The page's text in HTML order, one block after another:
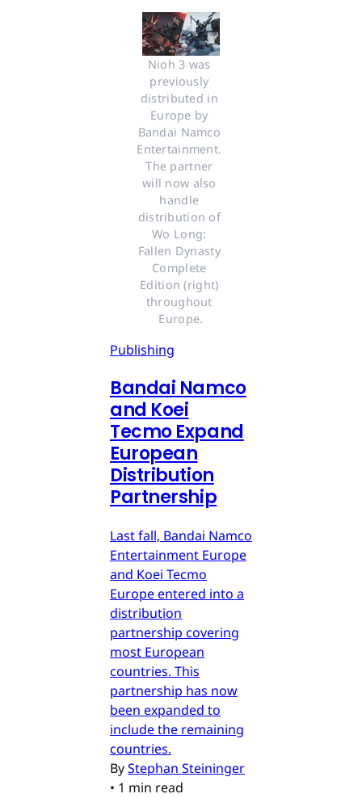
Nioh 3 was
previously
distributed in
Europe by
Bandai Namco
Entertainment.
The partner
will now also
handle
distribution of
Wo Long:
Fallen Dynasty
Complete
Edition (right)
throughout
Europe.
Publishing
Bandai Namco
and Koei
Tecmo Expand
European
Distribution
Partnership
Last fall, Bandai Namco
Entertainment Europe
and Koei Tecmo
Europe entered into a
distribution
partnership covering
most European
countries. This
partnership has now
been expanded to
include the remaining
countries.
ByStephan Steininger
• 1 min read